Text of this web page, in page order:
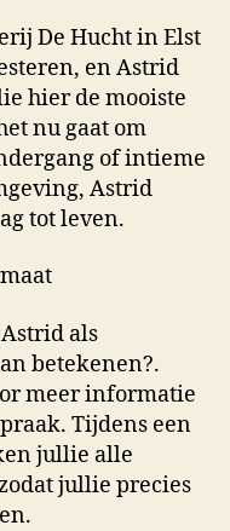
De Hucht in Elst
en Astrid
hier de mooiste
nu gaat om
of intieme
Astrid
tot leven.
als
betekenen?.
meer informatie
Tijdens een
jullie alle
jullie precies